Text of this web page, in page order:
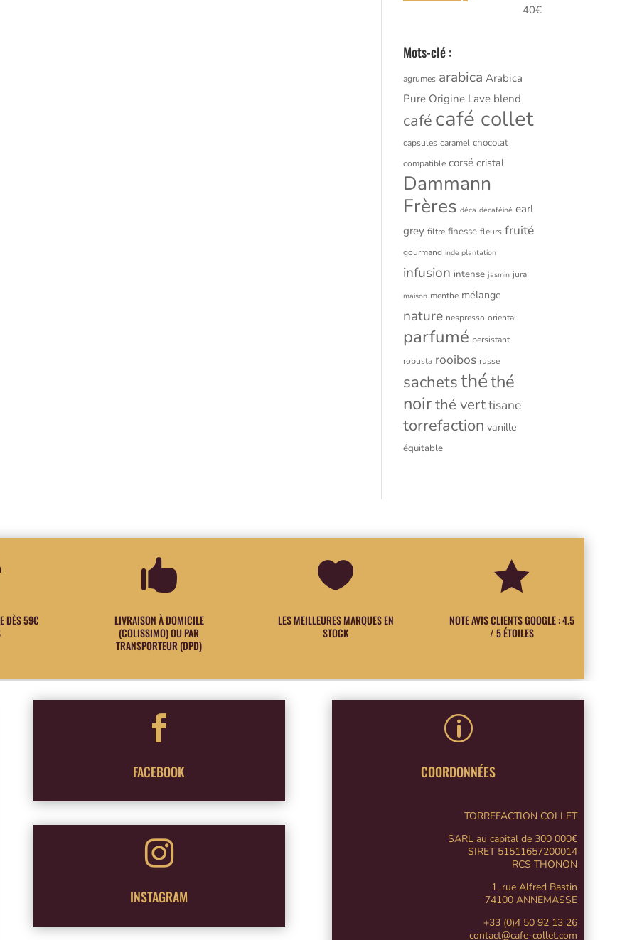
min
max
40€
Mots-clé :
agrumes arabica Arabica
Pure Origine Lave blend
café café collet
capsules caramel chocolat
compatible corsé cristal
Dammann
Frères déca décaféiné earl
grey filtre finesse fleurs fruité
gourmand inde plantation
infusion intense jasmin jura
maison menthe mélange
nature nespresso oriental
parfumé persistant
robusta rooibos russe
sachetsthéthé
noirthé verttisane
torrefaction vanille
équitable
DÈS 59€

LIVRAISON À DOMICILE
(COLISSIMO) OU PAR
TRANSPORTEUR (DPD)

LES MEILLEURES MARQUES EN
STOCK

NOTE AVIS CLIENTS GOOGLE : 4.5
/ 5 ÉTOILES

FACEBOOK

INSTAGRAM
p
COORDONNÉES
TORREFACTION COLLET
SARL au capital de 300 000€
SIRET 51511657200014
RCS THONON
1, rue Alfred Bastin
74100 ANNEMASSE
+33 (0)4 50 92 13 26
contact@cafe-collet.com